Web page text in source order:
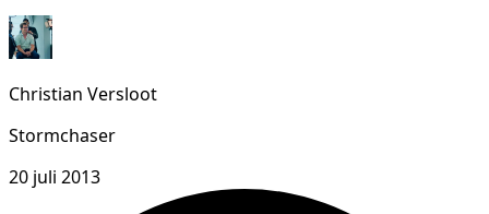
Christian Versloot
Stormchaser
20 juli 2013